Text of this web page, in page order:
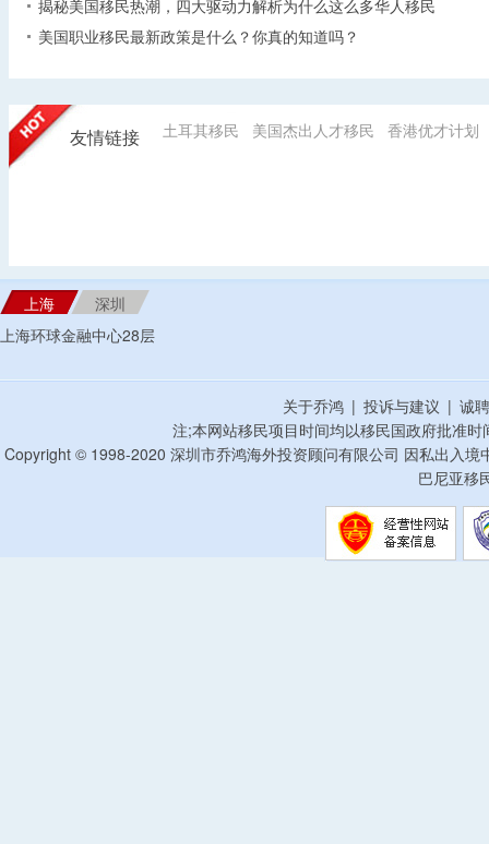
揭秘美国移民热潮，四大驱动力解析为什么这么多华人移民
美国职业移民最新政策是什么？你真的知道吗？
友情链接 土耳其移民 美国杰出人才移民 香港优才计划
上海
深圳
上海环球金融中心28层
关于乔鸿 | 投诉与建议 | 诚
注;本网站移民项目时间均以移民国政府批准
Copyright © 1998-2020 深圳市乔鸿海外投资顾问有限公司 因私出入
巴尼亚移